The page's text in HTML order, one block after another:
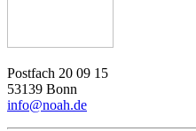
Postfach 20 09 15
53139 Bonn
info@noah.de